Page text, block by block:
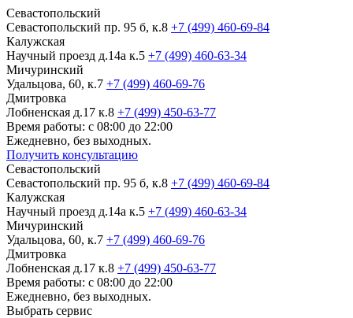
Севастопольский
Севастопольский пр. 95 б, к.8 +7 (499) 460-69-84
Калужская
Научный проезд д.14а к.5 +7 (499) 460-63-34
Мичуринский
Удальцова, 60, к.7 +7 (499) 460-69-76
Дмитровка
Лобненская д.17 к.8 +7 (499) 450-63-77
Время работы: с 08:00 до 22:00
Ежедневно, без выходных.
Получить консультацию
Севастопольский
Севастопольский пр. 95 б, к.8 +7 (499) 460-69-84
Калужская
Научный проезд д.14а к.5 +7 (499) 460-63-34
Мичуринский
Удальцова, 60, к.7 +7 (499) 460-69-76
Дмитровка
Лобненская д.17 к.8 +7 (499) 450-63-77
Время работы: с 08:00 до 22:00
Ежедневно, без выходных.
Выбрать сервис